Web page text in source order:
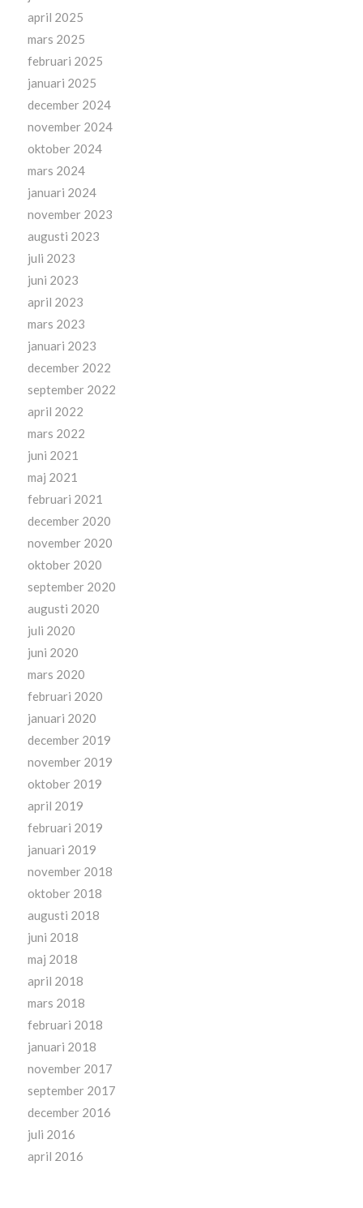
april 2025
mars 2025
februari 2025
januari 2025
december 2024
november 2024
oktober 2024
mars 2024
januari 2024
november 2023
augusti 2023
juli 2023
juni 2023
april 2023
mars 2023
januari 2023
december 2022
september 2022
april 2022
mars 2022
juni 2021
maj 2021
februari 2021
december 2020
november 2020
oktober 2020
september 2020
augusti 2020
juli 2020
juni 2020
mars 2020
februari 2020
januari 2020
december 2019
november 2019
oktober 2019
april 2019
februari 2019
januari 2019
november 2018
oktober 2018
augusti 2018
juni 2018
maj 2018
april 2018
mars 2018
februari 2018
januari 2018
november 2017
september 2017
december 2016
juli 2016
april 2016